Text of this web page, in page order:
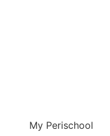
My Perischool